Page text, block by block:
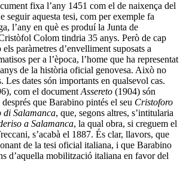
fixa l’any 1451 com el de naixença del
seguir aquesta tesi, com per exemple fa
l’any en què es produí la Junta de
Colom tindria 35 anys. Però de cap
paràmetres d’envelliment suposats a
per a l’època, l’home que ha representat
de la història oficial genovesa. Això no
Les dates són importants en qualsevol cas.
com el document Assereto (1904) són
que Barabino pintés el seu Cristoforo
di Salamanca, que, segons altres, s’intitularia
a Salamanca, la qual obra, si creguem el
s’acabà el 1887. És clar, llavors, que
de la tesi oficial italiana, i que Barabino
d’aquella mobilització italiana en favor del